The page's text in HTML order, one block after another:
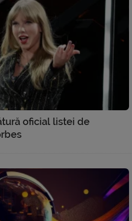
oficial listei de